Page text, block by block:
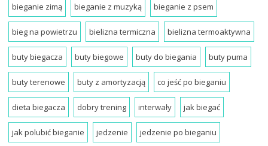
bieganie zimą bieganie z muzyką bieganie z psem
bieg na powietrzu bielizna termiczna bielizna termoaktywna
buty biegacza buty biegowe buty do biegania buty puma
buty terenowe buty z amortyzacją co jeść po bieganiu
dieta biegacza dobry trening interwały jak biegać
jak polubić bieganie jedzenie jedzenie po bieganiu